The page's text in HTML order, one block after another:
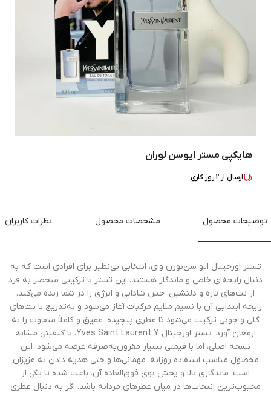
هایکپی مستر ایوسن لوران
ارسال از 2روز کاری
توضیحات محصول مشخصات محصول نظرات کاربران
تستر اورجینال ایو سن‌بورن وای، انتخابی بی‌نظیر برای افرادی است که به
دنبال رایحه‌ای خاص و ماندگار هستند. این تستر با ترکیبی منحصر به فرد
از نت‌های تازه و دلنشین، حس شادابی و انرژی را در شما زنده می‌کند.
رایحه ابتدایی آن با نسیم ملایم مرکبات آغاز می‌شود و به‌تدریج با نت‌های
گلی و چوبی ترکیب می‌شود تا عطری پیچیده، عمیق و کاملاً متفاوت را به
ارمغان آورد. تستر اورجینال Yves Saint Laurent Y، با کیفیتی مشابه
نسخه اصلی، اما با قیمتی بسیار مقرون‌به‌صرفه عرضه می‌شود. این
محصول مناسب استفاده روزانه، مهمانی‌ها و حتی هدیه دادن به عزیزان
است. ماندگاری بالا و پخش بوی فوق‌العاده آن، باعث شده تا یکی از
محبوب‌ترین انتخاب‌ها در میان عطرهای مردانه باشد. اگر به دنبال عطری